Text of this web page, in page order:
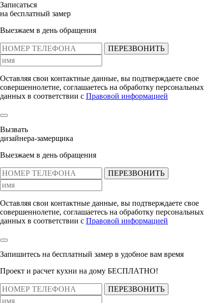
Записаться
на бесплатный замер
Выезжаем в день обращения
ПЕРЕЗВОНИТЬ
Оставляя свои контактные данные, вы подтверждаете свое
совершеннолетие, соглашаетесь на обработку персональных
данных в соответствии с Правовой информацией
Вызвать
дизайнера-замерщика
Выезжаем в день обращения
ПЕРЕЗВОНИТЬ
Оставляя свои контактные данные, вы подтверждаете свое
совершеннолетие, соглашаетесь на обработку персональных
данных в соответствии с Правовой информацией
Запишитесь на бесплатный замер в удобное вам время
Проект и расчет кухни на дому БЕСПЛАТНО!
ПЕРЕЗВОНИТЬ